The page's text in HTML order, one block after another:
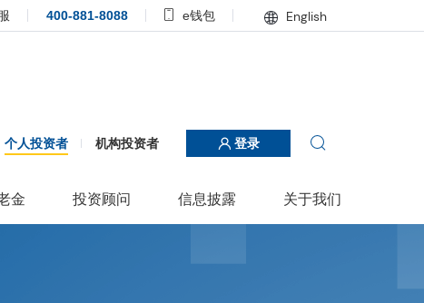
400-881-8088 e钱包 English
个人投资者 机构投资者 登录
金 投资顾问 信息披露 关于我们